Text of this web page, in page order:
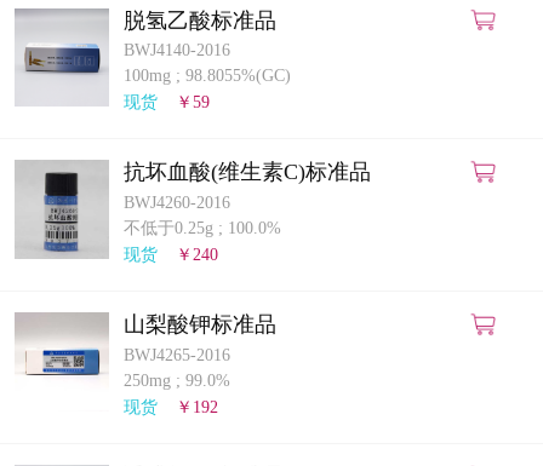
脱氢乙酸标准品
BWJ4140-2016
100mg ; 98.8055%(GC)
现货
￥59
抗坏血酸(维生素C)标准品
BWJ4260-2016
不低于0.25g ; 100.0%
现货
￥240
山梨酸钾标准品
BWJ4265-2016
250mg ; 99.0%
现货
￥192